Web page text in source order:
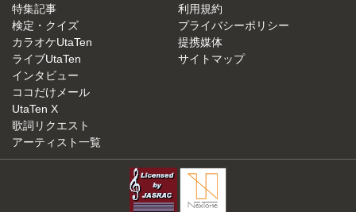
特集記事
検定・クイズ
カラオケUtaTen
ライブUtaTen
インタビュー
ココだけメール
UtaTen X
歌詞リクエスト
アーティスト一覧
利用規約
プライバシーポリシー
提携媒体
サイトマップ